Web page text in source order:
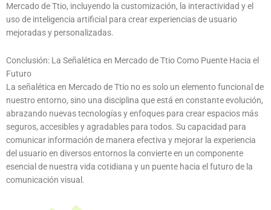
Mercado de Ttio, incluyendo la customización, la interactividad y el
uso de inteligencia artificial para crear experiencias de usuario
mejoradas y personalizadas.
Conclusión: La Señalética en Mercado de Ttio Como Puente Hacia el
Futuro
La señalética en Mercado de Ttio no es solo un elemento funcional de
nuestro entorno, sino una disciplina que está en constante evolución,
abrazando nuevas tecnologías y enfoques para crear espacios más
seguros, accesibles y agradables para todos. Su capacidad para
comunicar información de manera efectiva y mejorar la experiencia
del usuario en diversos entornos la convierte en un componente
esencial de nuestra vida cotidiana y un puente hacia el futuro de la
comunicación visual.